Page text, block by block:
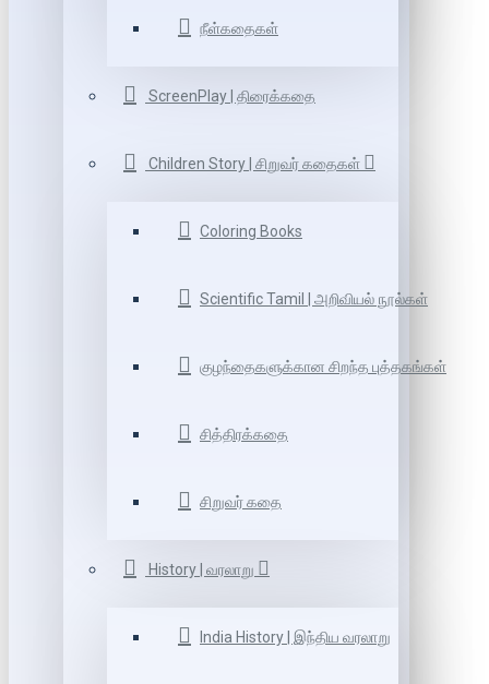
நீள்கதைகள்
ScreenPlay | திரைக்கதை
Children Story | சிறுவர் கதைகள்
Coloring Books
Scientific Tamil | அறிவியல் நூல்கள்
குழந்தைகளுக்கான சிறந்த புத்தகங்கள்
சித்திரக்கதை
சிறுவர் கதை
History | வரலாறு
India History | இந்திய வரலாறு